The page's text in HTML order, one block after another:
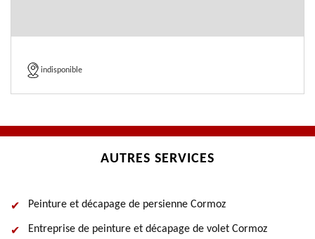
indisponible
AUTRES SERVICES
Peinture et décapage de persienne Cormoz
Entreprise de peinture et décapage de volet Cormoz